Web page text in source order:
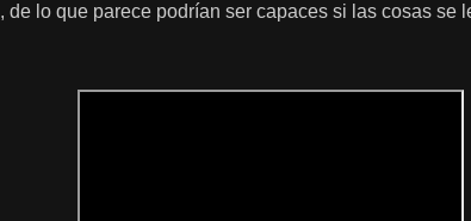
, de lo que parece podrían ser capaces si las cosas se